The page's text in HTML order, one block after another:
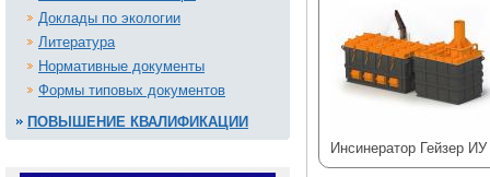
Доклады по экологии
Литература
Нормативные документы
Формы типовых документов
ПОВЫШЕНИЕ КВАЛИФИКАЦИИ
Инсинератор Гейзер